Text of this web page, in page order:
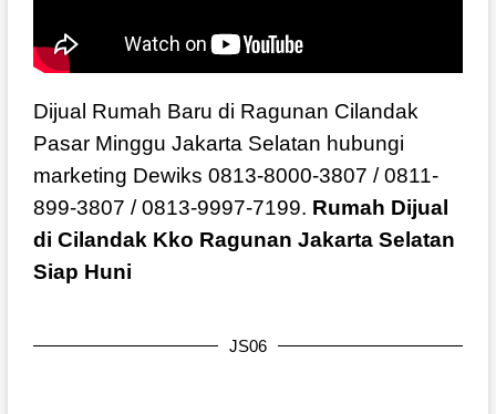
Dijual Rumah Baru di Ragunan Cilandak
Pasar Minggu Jakarta Selatan hubungi
marketing Dewiks 0813-8000-3807 / 0811-
899-3807 / 0813-9997-7199. Rumah Dijual
di Cilandak Kko Ragunan Jakarta Selatan
Siap Huni
JS06